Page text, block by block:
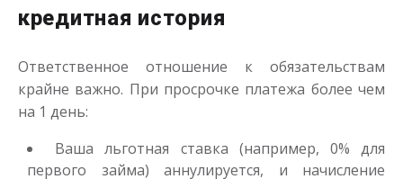
кредитная история
Ответственное отношение к обязательствам
крайне важно. При просрочке платежа более чем
на 1 день:
Ваша льготная ставка (например, 0% для
первого займа) аннулируется, и начисление